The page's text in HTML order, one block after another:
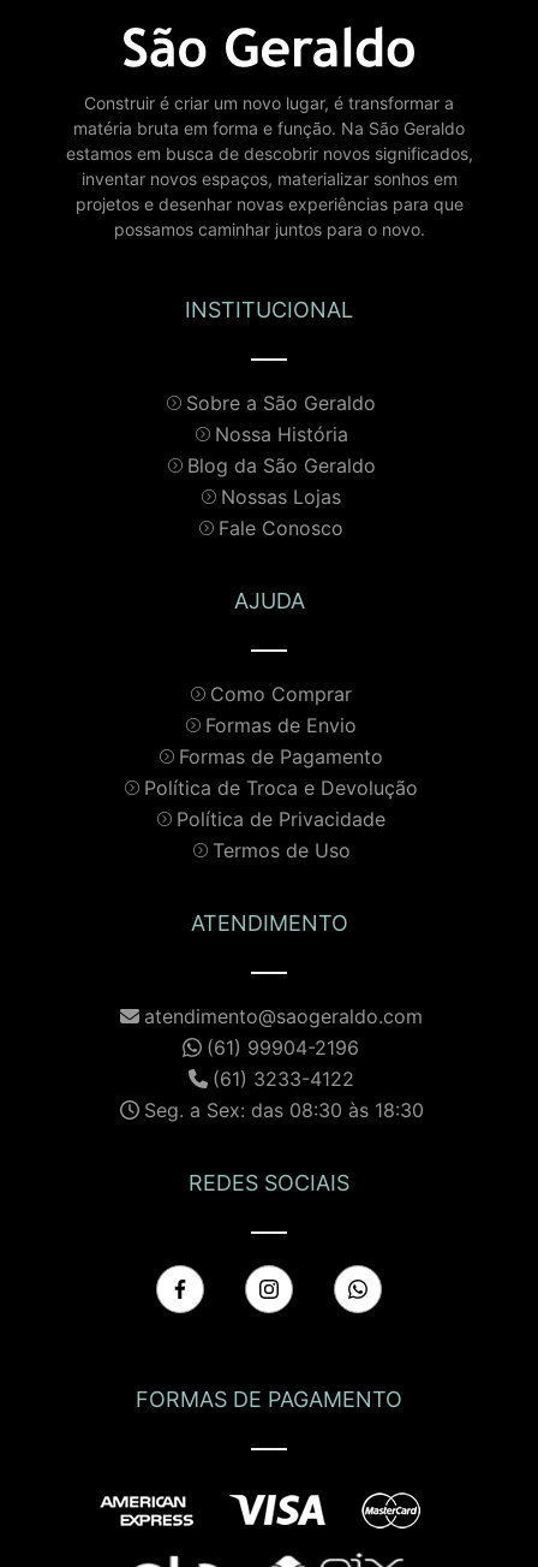
Construir é criar um novo lugar, é transformar a
matéria bruta em forma e função. Na São Geraldo
estamos em busca de descobrir novos significados,
inventar novos espaços, materializar sonhos em
projetos e desenhar novas experiências para que
possamos caminhar juntos para o novo.
INSTITUCIONAL
Sobre a São Geraldo
Nossa História
Blog da São Geraldo
Nossas Lojas
Fale Conosco
AJUDA
Como Comprar
Formas de Envio
Formas de Pagamento
Política de Troca e Devolução
Política de Privacidade
Termos de Uso
ATENDIMENTO
atendimento@saogeraldo.com
(61) 99904-2196
(61) 3233-4122
Seg. a Sex: das 08:30 às 18:30
REDES SOCIAIS
FORMAS DE PAGAMENTO